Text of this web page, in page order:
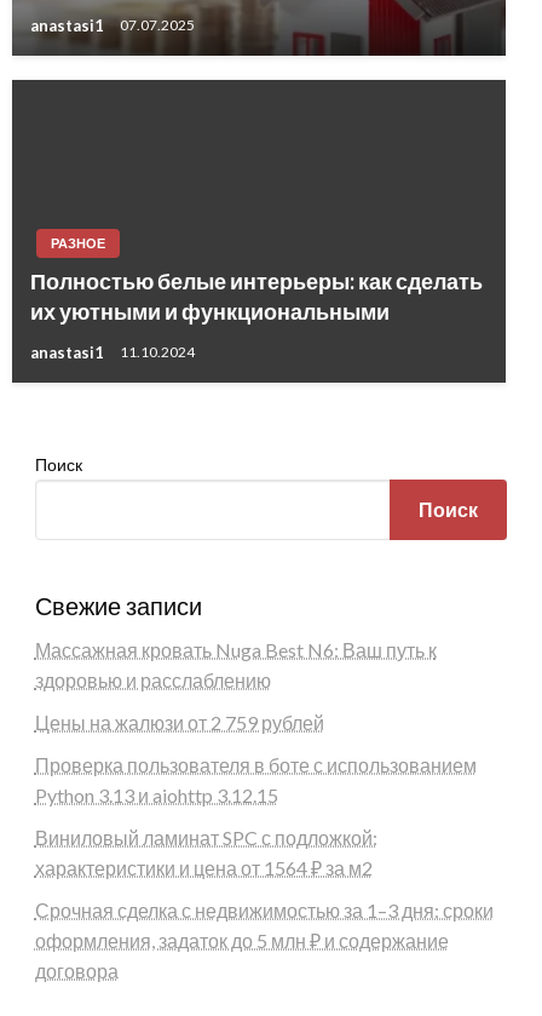
anastasi1 07.07.2025
РАЗНОЕ
Полностью белые интерьеры: как сделать
их уютными и функциональными
anastasi1 11.10.2024
Поиск
Поиск
Свежие записи
Массажная кровать Nuga Best N6: Ваш путь к
здоровью и расслаблению
Цены на жалюзи от 2 759 рублей
Проверка пользователя в боте с использованием
Python 3.13 и aiohttp 3.12.15
Виниловый ламинат SPC с подложкой:
характеристики и цена от 1564 ₽ за м2
Срочная сделка с недвижимостью за 1–3 дня: сроки
оформления, задаток до 5 млн ₽ и содержание
договора